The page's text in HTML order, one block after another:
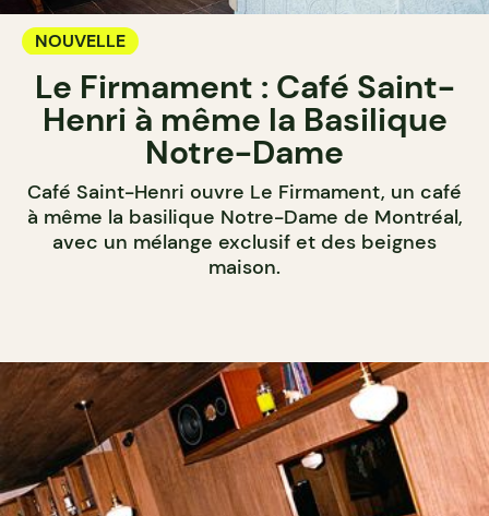
NOUVELLE
Le Firmament : Café Saint-
Henri à même la Basilique
Notre-Dame
Café Saint-Henri ouvre Le Firmament, un café
à même la basilique Notre-Dame de Montréal,
avec un mélange exclusif et des beignes
maison.